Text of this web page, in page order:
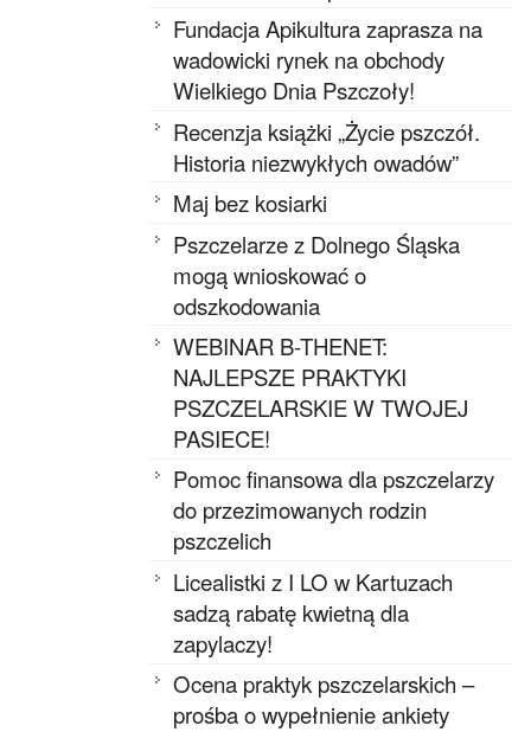
Fundacja Apikultura zaprasza na
wadowicki rynek na obchody
Wielkiego Dnia Pszczoły!
Recenzja książki „Życie pszczół.
Historia niezwykłych owadów”
Maj bez kosiarki
Pszczelarze z Dolnego Śląska
mogą wnioskować o
odszkodowania
WEBINAR B-THENET:
NAJLEPSZE PRAKTYKI
PSZCZELARSKIE W TWOJEJ
PASIECE!
Pomoc finansowa dla pszczelarzy
do przezimowanych rodzin
pszczelich
Licealistki z I LO w Kartuzach
sadzą rabatę kwietną dla
zapylaczy!
Ocena praktyk pszczelarskich –
prośba o wypełnienie ankiety